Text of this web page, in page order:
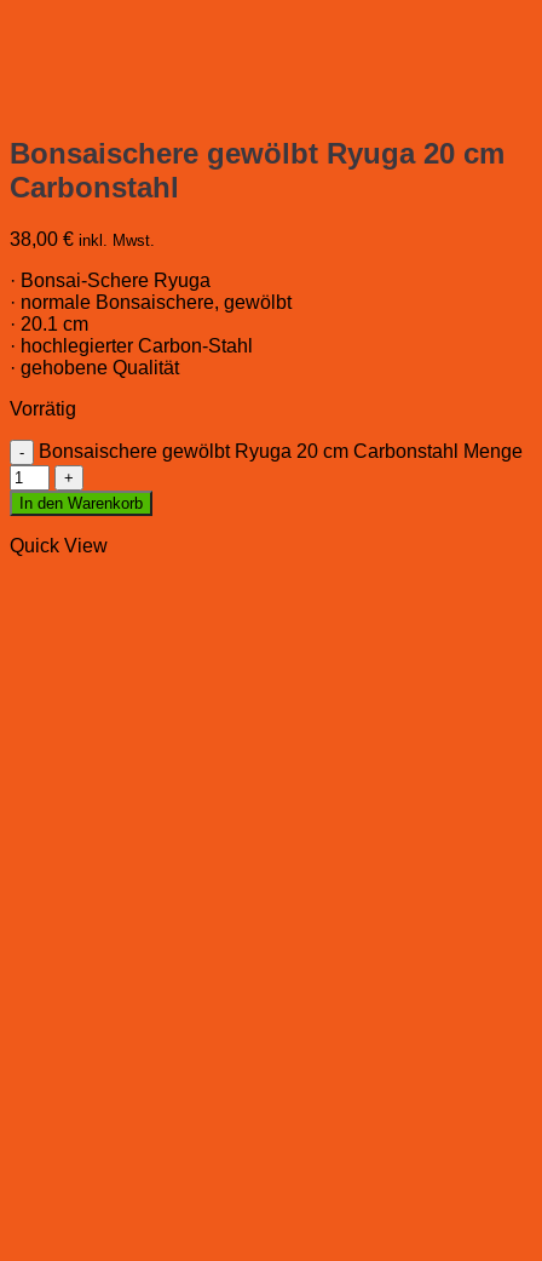
Bonsaischere gewölbt Ryuga 20 cm
Carbonstahl
38,00 € inkl. Mwst.
· Bonsai-Schere Ryuga
· normale Bonsaischere, gewölbt
· 20.1 cm
· hochlegierter Carbon-Stahl
· gehobene Qualität
Vorrätig
Bonsaischere gewölbt Ryuga 20 cm Carbonstahl Menge
In den Warenkorb
Quick View